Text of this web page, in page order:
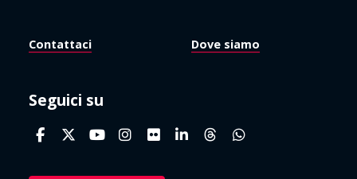
Contattaci Dove siamo
Seguici su